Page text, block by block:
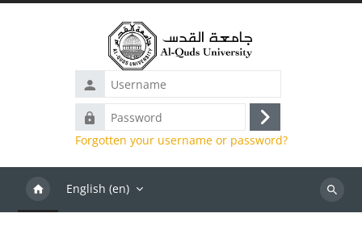
Username
Password
Log
in
Forgotten your username or password?
English ‎(en)‎
Search